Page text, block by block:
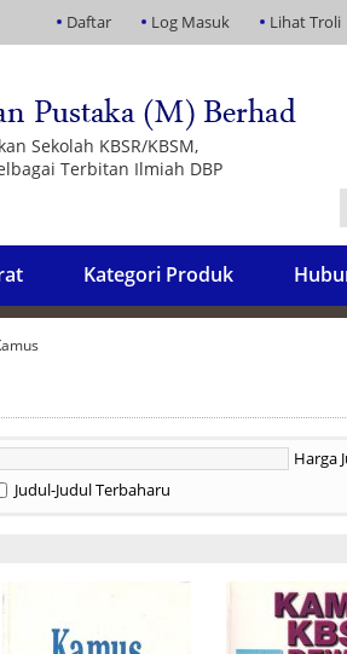
Daftar Log Masuk Lihat Troli
Sekolah KBSR/KBSM,
Terbitan Ilmiah DBP
Kategori Produk
Harga
Judul-Judul Terbaharu